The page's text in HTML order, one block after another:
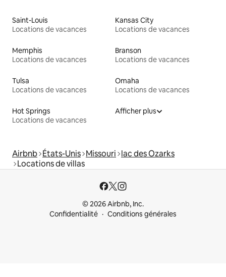
Saint-Louis
Locations de vacances
Kansas City
Locations de vacances
Memphis
Locations de vacances
Branson
Locations de vacances
Tulsa
Locations de vacances
Omaha
Locations de vacances
Hot Springs
Locations de vacances
Afficher plus
Airbnb États-Unis Missouri lac des Ozarks
Locations de villas
© 2026 Airbnb, Inc.
Confidentialité
Conditions générales